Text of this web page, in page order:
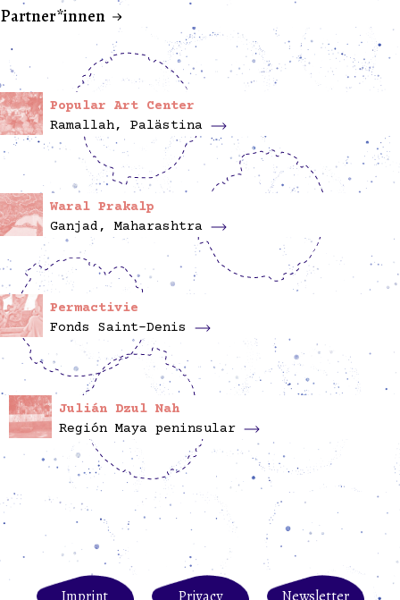
Partner*innen
Popular Art Center
Ramallah, Palästina
Waral Prakalp
Ganjad, Maharashtra
Permactivie
Fonds Saint-Denis
Julián Dzul Nah
Región Maya peninsular